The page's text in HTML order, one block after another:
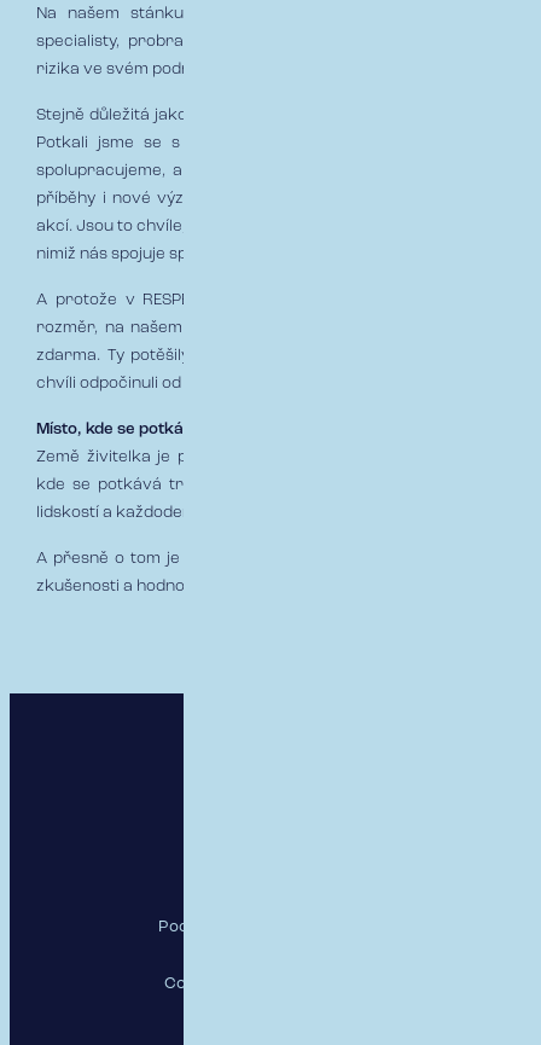
Na našem stánku se lidé mohli poradit přímo s našimi
specialisty, probrat konkrétní situace z praxe a zjistit, jak
rizika ve svém podnikání efektivně ošetřit.
Stejně důležitá jako odbornost pro nás byla i osobní setkání.
Potkali jsme se s mnoha klienty, se kterými dlouhodobě
spolupracujeme, a zároveň jsme poznali nové tváře, nové
příběhy i nové výzvy. A přesně v tom je kouzlo podobných
akcí. Jsou to chvíle, kdy za logy a smlouvami stojí reální lidé, s
nimiž nás spojuje společný cíl. 🎯
A protože v RESPECTu víme, že práce má mít i radostný
rozměr, na našem stánku nechyběl ani popcorn a balónky
zdarma. Ty potěšily malé návštěvníky i dospělé, kteří si na
chvíli odpočinuli od ruchu veletrhu.
Místo, kde se potkává tradice s budoucností
Země živitelka je pro nás víc než jen výstava. Je to místo,
kde se potkává tradice s inovacemi, odborné know-how s
lidskostí a každodenní práce s vizí budoucnosti.
A přesně o tom je i naše práce v RESPECTu. Spojujeme lidi,
zkušenosti a hodnoty, které mají smysl. 💙
Pod Krčským lesem 2016/22,
Copyright RESPECT, a.s., 26